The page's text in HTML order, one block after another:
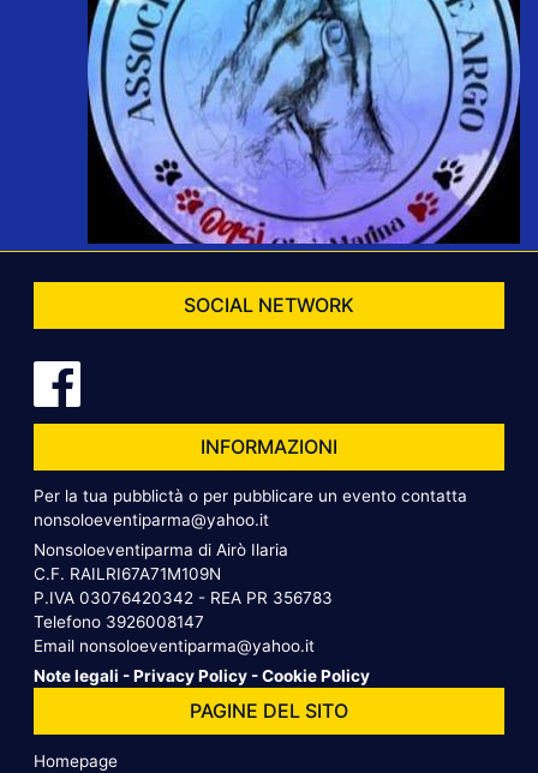
SOCIAL NETWORK
INFORMAZIONI
Per la tua pubblictà o per pubblicare un evento contatta
nonsoloeventiparma@yahoo.it
Nonsoloeventiparma di Airò Ilaria
C.F. RAILRI67A71M109N
P.IVA 03076420342 - REA PR 356783
Telefono 3926008147
Email nonsoloeventiparma@yahoo.it
Note legali -Privacy Policy -Cookie Policy
PAGINE DEL SITO
Homepage